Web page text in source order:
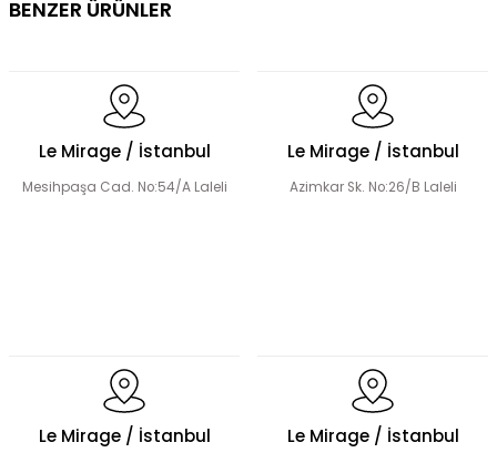
BENZER ÜRÜNLER
Le Mirage / İstanbul
Mesihpaşa Cad. No:54/A Laleli
Le Mirage / İstanbul
Azimkar Sk. No:26/B Laleli
Le Mirage / İstanbul Le Mirage / İstanbul